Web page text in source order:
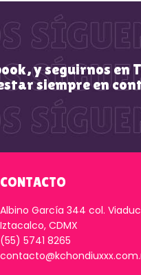
y seguirnos
siempre en
CONTACTO
Albino García 344 col.
Iztacalco, CDMX
(55) 5741 8265